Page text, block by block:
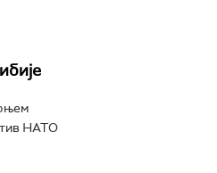
НАТО